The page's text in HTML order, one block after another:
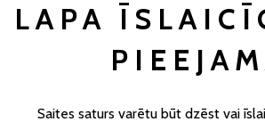
LAPA
Saites saturs varētu būt dzēst vai